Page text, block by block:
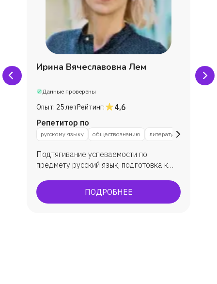
Ирина Вячеславовна Лем
Данные проверены
Опыт: 25 летРейтинг:
4,6
Репетитор по
русскому языку обществознанию литературе
Подтягивание успеваемости по
предмету русский язык, подготовка к
литературе, подготовка к ВПР по
русскому языку. Мои выпускники
ПОДРОБНЕЕ